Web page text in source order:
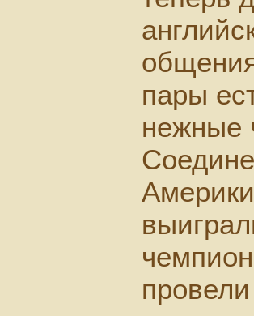
пары
нежные